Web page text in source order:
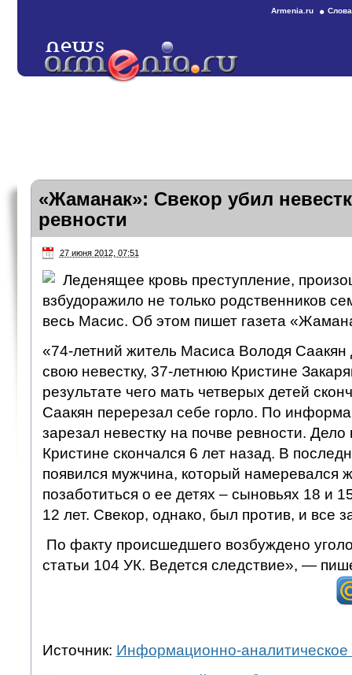
Armenia.ru
«Жаманак»: Свекор убил
ревности
27 июня 2012, 07:51
Леденящее кровь преступление,
взбудоражило не только родственников
весь Масис. Об этом пишет газета
«74-летний житель Масиса Володя
свою невестку, 37-летнюю Кристине
результате чего мать четверых детей
Саакян перерезал себе горло. По
зарезал невестку на почве ревности.
Кристине скончался 6 лет назад. В
появился мужчина, который намеревался
позаботиться о ее детях – сыновьях 18 и
12 лет. Свекор, однако, был против, и все
По факту происшедшего возбуждено
статьи 104 УК. Ведется следствие», —
Источник: Информационно-аналитическое